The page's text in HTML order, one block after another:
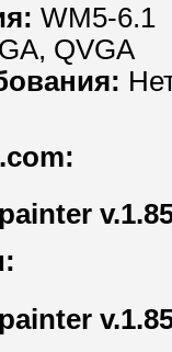
WM5-6.1
QVGA